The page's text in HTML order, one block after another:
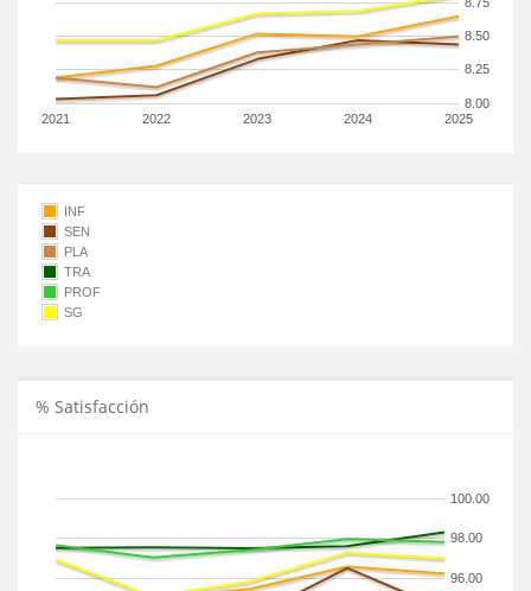
2021 2022 2023 2024 2025
8.00
8.25
8.50
INF
SEN
PLA
TRA
PROF
SG
% Satisfacción
96.00
98.00
100.00